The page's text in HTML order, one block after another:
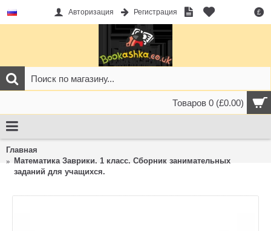
£
Авторизация Регистрация
Товаров 0 (£0.00)
Главная
Математика Заврики. 1 класс. Сборник занимательных
заданий для учащихся.